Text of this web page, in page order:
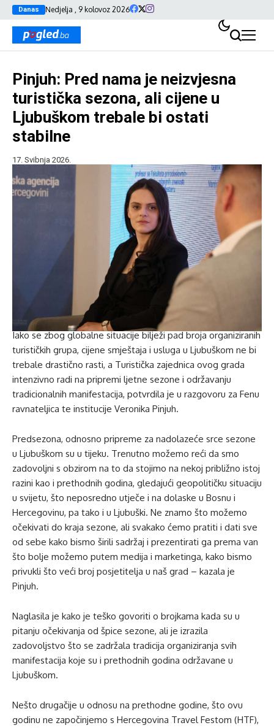
Danas Nedjelja , 9 kolovoz 2026
Pinjuh: Pred nama je neizvjesna
turistička sezona, ali cijene u
Ljubuškom trebale bi ostati
stabilne
17. Svibnja 2026.
Iako se zbog globalne situacije bilježi pad broja organiziranih
turističkih grupa, cijene smještaja i usluga u Ljubuškom ne bi
trebale drastično rasti, a Turistička zajednica ovog grada
intenzivno radi na pripremi ljetne sezone i održavanju
tradicionalnih manifestacija, potvrdila je u razgovoru za Fenu
ravnateljica te institucije Veronika Pinjuh.
Predsezona, odnosno pripreme za nadolazeće srce sezone
u Ljubuškom su u tijeku. Trenutno možemo reći da smo
zadovoljni s obzirom na to da stojimo na nekoj približno istoj
razini kao i prethodnih godina, gledajući geopolitičku situaciju
u svijetu, što neposredno utječe i na dolaske u Bosnu i
Hercegovinu, pa tako i u Ljubuški. Ne znamo što možemo
očekivati do kraja sezone, ali svakako ćemo pratiti i dati sve
od sebe kako bismo širili sadržaj i prezentirati ga prema van
što bolje možemo putem medija i marketinga, kako bismo
privukli što veći broj posjetitelja u naš grad – kazala je
Pinjuh.
Naglasila je kako je teško govoriti o brojkama kada su u
pitanju očekivanja od špice sezone, ali je izrazila
zadovoljstvo što se zadržala tradicija organiziranja svih
manifestacija koje su i prethodnih godina održavane u
Ljubuškom.
Nešto drugačije u odnosu na prethodne godine, što ovu
godinu ne započinjemo s Hercegovina Travel Festom (HTF),